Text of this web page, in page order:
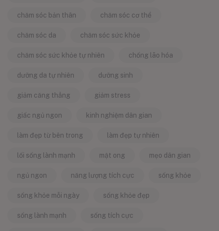
chăm sóc bản thân chăm sóc cơ thể
chăm sóc da chăm sóc sức khỏe
chăm sóc sức khỏe tự nhiên chống lão hóa
dưỡng da tự nhiên dưỡng sinh
giảm căng thẳng giảm stress
giấc ngủ ngon kinh nghiệm dân gian
làm đẹp từ bên trong làm đẹp tự nhiên
lối sống lành mạnh mật ong mẹo dân gian
ngủ ngon năng lượng tích cực sống khỏe
sống khỏe mỗi ngày sống khỏe đẹp
sống lành mạnh sống tích cực